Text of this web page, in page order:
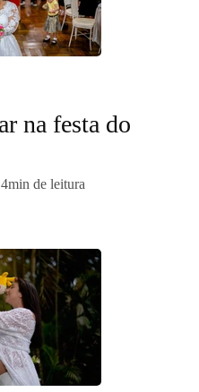
na festa do
4min de leitura